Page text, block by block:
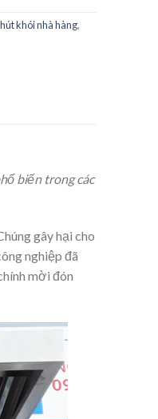
khói nhà hàng,
biến trong các
gây hại cho
nghiệp đã
mời đón